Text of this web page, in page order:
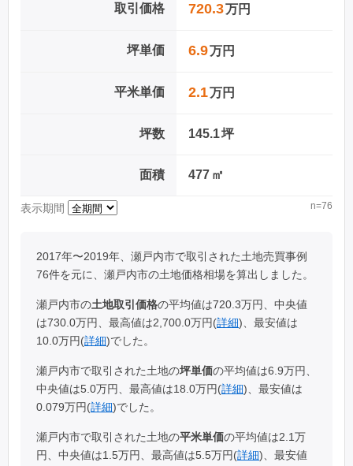
取引価格 720.3万円
坪単価 6.9万円
平米単価 2.1万円
坪数 145.1坪
面積 477 ㎡
表示期間 n=76
2017年〜2019年、瀬戸内市で取引された土地売買事例
76件を元に、瀬戸内市の土地価格相場を算出しました。
瀬戸内市の土地取引価格の平均値は720.3万円、中央値
は730.0万円、最高値は2,700.0万円(詳細)、最安値は
10.0万円(詳細)でした。
瀬戸内市で取引された土地の坪単価の平均値は6.9万円、
中央値は5.0万円、最高値は18.0万円(詳細)、最安値は
0.079万円(詳細)でした。
瀬戸内市で取引された土地の平米単価の平均値は2.1万
円、中央値は1.5万円、最高値は5.5万円(詳細)、最安値